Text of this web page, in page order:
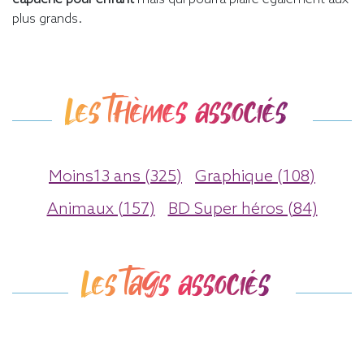
plus grands.
Les thèmes associés
Moins13 ans (325)
Graphique (108)
Animaux (157)
BD Super héros (84)
Les tags associés